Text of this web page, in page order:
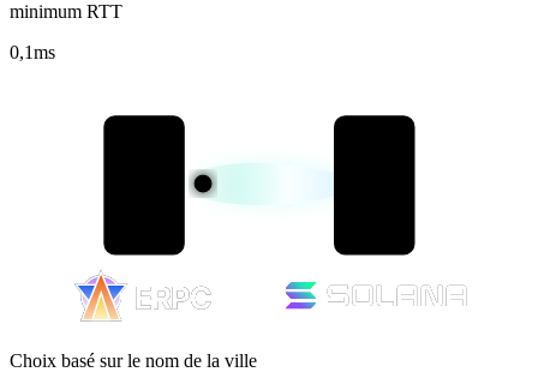
minimum RTT
0,1ms
Choix basé sur le nom de la ville